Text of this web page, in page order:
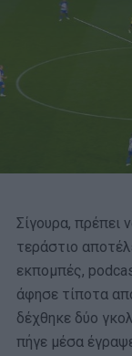
Σίγουρα, πρέπει
τεράστιο
εκπομπές,
άφησε τίποτα
δέχθηκε δύο
πήγε μέσα